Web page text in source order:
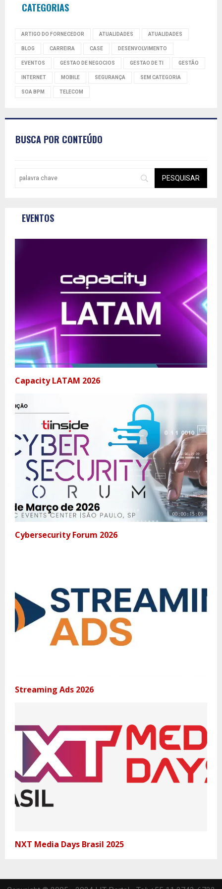
CATEGORIAS
ARTIGO DO FORNECEDOR ATUALIDADES ATUALIDADES
BLOG CARREIRA CASE DESENVOLVIMENTO
EVENTOS GESTAO DE NEGOCIOS GESTAO DE TI GESTÃO
INTERNET MOBILE SEGURANÇA SEM CATEGORIA
SOA BPM TELECOM
BUSCA POR CONTEÚDO
EVENTOS
Capacity LATAM 2026
Cybersecurity Forum 2026
Streaming Ads 2026
NXT Media Days Brasil 2025